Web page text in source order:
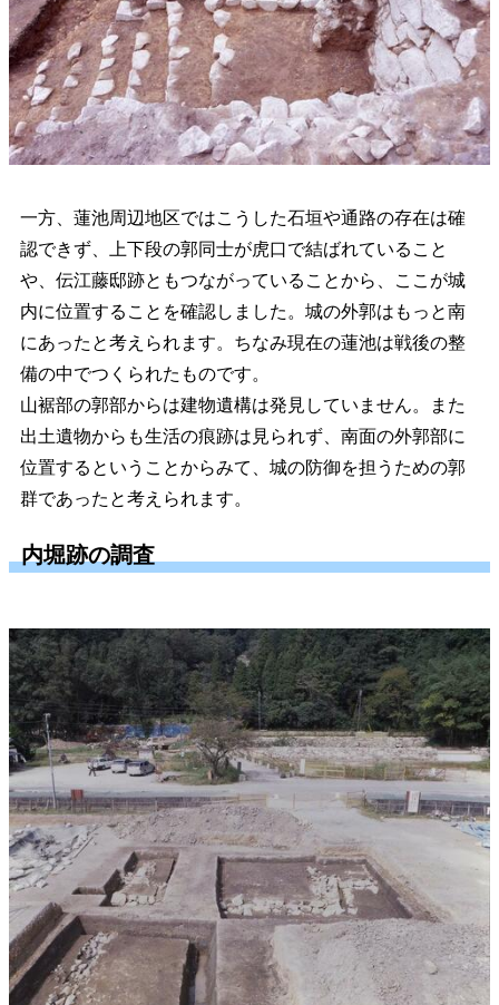
一方、蓮池周辺地区ではこうした石垣や通路の存在は確
認できず、上下段の郭同士が虎口で結ばれていること
や、伝江藤邸跡ともつながっていることから、ここが城
内に位置することを確認しました。城の外郭はもっと南
にあったと考えられます。ちなみ現在の蓮池は戦後の整
備の中でつくられたものです。
山裾部の郭部からは建物遺構は発見していません。また
出土遺物からも生活の痕跡は見られず、南面の外郭部に
位置するということからみて、城の防御を担うための郭
群であったと考えられます。
内堀跡の調査